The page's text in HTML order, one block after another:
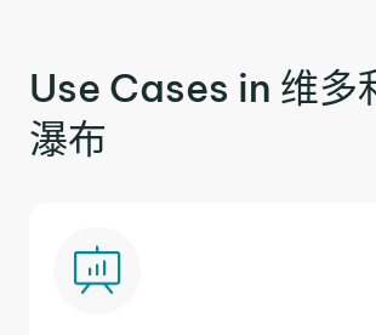
Use Cases in 维多
瀑布